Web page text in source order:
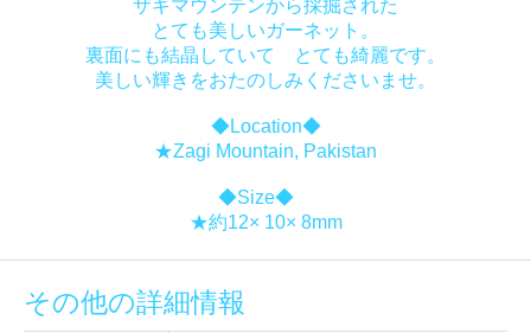
ザギマウンテンから採掘された
とても美しいガーネット。
裏面にも結晶していて とても綺麗です。
美しい輝きをおたのしみくださいませ。
◆Location◆
★Zagi Mountain, Pakistan
◆Size◆
★約12× 10× 8mm
その他の詳細情報